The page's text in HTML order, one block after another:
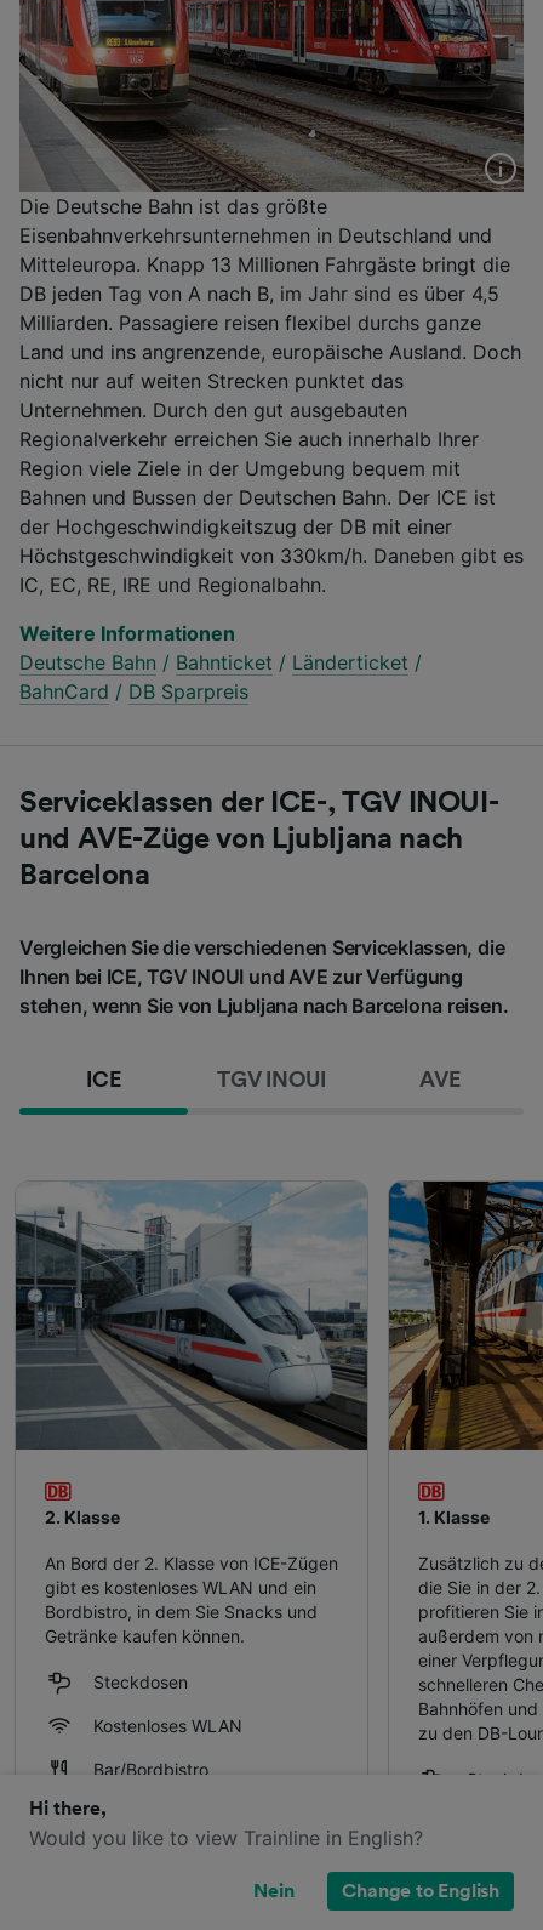
Die Deutsche Bahn ist das größte
Eisenbahnverkehrsunternehmen in Deutschland und
Mitteleuropa. Knapp 13 Millionen Fahrgäste bringt die
DB jeden Tag von A nach B, im Jahr sind es über 4,5
Milliarden. Passagiere reisen flexibel durchs ganze
Land und ins angrenzende, europäische Ausland. Doch
nicht nur auf weiten Strecken punktet das
Unternehmen. Durch den gut ausgebauten
Regionalverkehr erreichen Sie auch innerhalb Ihrer
Region viele Ziele in der Umgebung bequem mit
Bahnen und Bussen der Deutschen Bahn. Der ICE ist
der Hochgeschwindigkeitszug der DB mit einer
Höchstgeschwindigkeit von 330km/h. Daneben gibt es
IC, EC, RE, IRE und Regionalbahn.
Weitere Informationen
Deutsche Bahn / Bahnticket / Länderticket /
BahnCard / DB Sparpreis
Serviceklassen der ICE-, TGV INOUI-
und AVE-Züge von Ljubljana nach
Barcelona
Vergleichen Sie die verschiedenen Serviceklassen, die
Ihnen bei ICE, TGV INOUI und AVE zur Verfügung
stehen, wenn Sie von Ljubljana nach Barcelona reisen.
ICE TGV INOUI AVE
2. Klasse
An Bord der 2. Klasse von ICE-Zügen
gibt es kostenloses WLAN und ein
Bordbistro, in dem Sie Snacks und
Getränke kaufen können.
Steckdosen
Kostenloses WLAN
Bar/Bordbistro
Unterhaltungsportal
1. Klasse
Zusätzlich zu
die Sie in der
profitieren Sie
außerdem von
einer
schnelleren
Bahnhöfen
zu den DB-
Hi there,
Would you like to view Trainline in English?
Nein Change to English